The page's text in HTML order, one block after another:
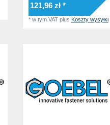
121,96 zł *
* w tym VATplus Koszty wysyłki